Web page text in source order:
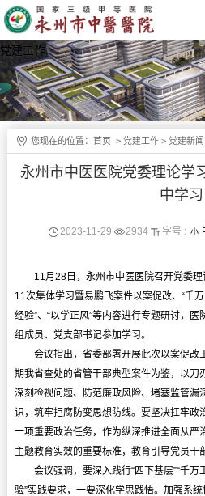
党建工作
您现在的位置： 首页> 党建工作> 党建新闻
永州市中医医院党委理论学
中学习
2023-11-29 2934 字号 : 小
11月28日，永州市中医医院召开党委
11次集体学习暨易鹏飞案件以案促改、“千
经验”、“以学正风”等内容进行专题研讨，
组成员、党支部书记参加学习。
会议指出，省委部署开展此次以案促改
期我省查处的省管干部典型案件为鉴，以刀
深刻检视问题、防范廉政风险、堵塞监管漏
识，筑牢拒腐防变思想防线。要坚决扛牢政
一项重要政治任务，作为纵深推进全面从严
主题教育实效的重要标准，教育引导党员干
会议强调，要深入践行“四下基层”“千万
验”实践要求，一要深化学思践悟。加强系